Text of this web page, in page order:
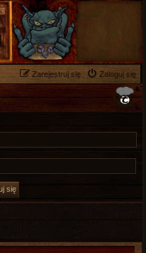
Zaloguj się
Zarejestruj się